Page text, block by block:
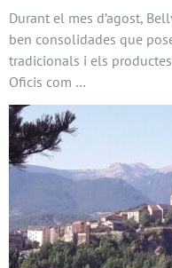
Durant el mes d’agost,
ben consolidades que
tradicionals i els
Oficis com …